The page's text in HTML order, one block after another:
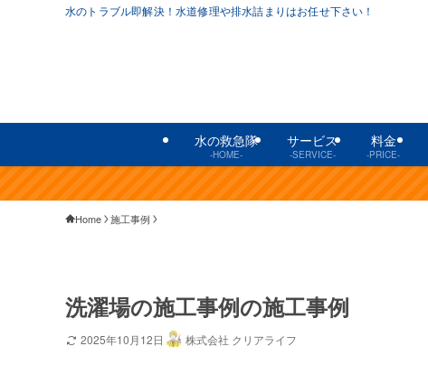
水のトラブル即解決！水道修理や排水詰まりはお任せ下さい！
水の救急隊
-HOME-
サービス
-SERVICE-
料金
-PRICE-
Home 施工事例
洗濯場の施工事例の施工事例
2025年10月12日 株式会社 クリアライフ